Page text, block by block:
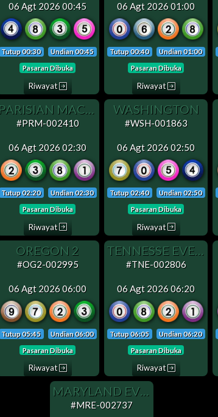
06 Agt 2026 00:45
Tutup 00:30 Undian 00:45
Pasaran Dibuka
Riwayat
06 Agt 2026 01:00
Tutup 00:40 Undian 01:00
Pasaran Dibuka
Riwayat
PARISIAN MACAO
#PRM-002410
06 Agt 2026 02:30
Tutup 02:20 Undian 02:30
Pasaran Dibuka
Riwayat
WASHINGTON
#WSH-001863
06 Agt 2026 02:50
Tutup 02:40 Undian 02:50
Pasaran Dibuka
Riwayat
OREGON 2
#OG2-002995
06 Agt 2026 06:00
Tutup 05:45 Undian 06:00
Pasaran Dibuka
Riwayat
#TNE-002806
06 Agt 2026 06:20
Tutup 06:05 Undian 06:20
Pasaran Dibuka
Riwayat
MARYLAND EVENING
#MRE-002737